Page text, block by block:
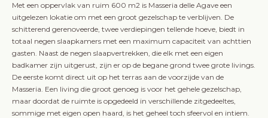
Met een oppervlak van ruim 600 m2 is Masseria delle Agave een
uitgelezen lokatie om met een groot gezelschap te verblijven. De
schitterend gerenoveerde, twee verdiepingen tellende hoeve, biedt in
totaal negen slaapkamers met een maximum capaciteit van achttien
gasten. Naast de negen slaapvertrekken, die elk met een eigen
badkamer zijn uitgerust, zijn er op de begane grond twee grote livings.
De eerste komt direct uit op het terras aan de voorzijde van de
Masseria. Een living die groot genoeg is voor het gehele gezelschap,
maar doordat de ruimte is opgedeeld in verschillende zitgedeeltes,
sommige met eigen open haard, is het geheel toch sfeervol en intiem.